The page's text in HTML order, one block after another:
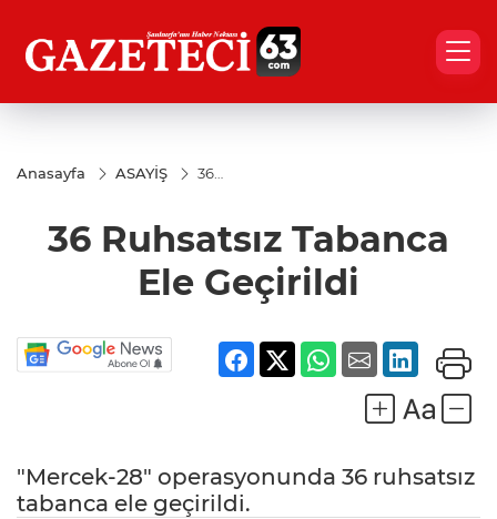
Anasayfa ASAYİŞ
36
Geçirildi
36 Ruhsatsız Tabanca
Ele Geçirildi
"Mercek-28" operasyonunda 36 ruhsatsız
tabanca ele geçirildi.